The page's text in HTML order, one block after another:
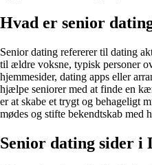
Hvad er senior
Senior dating refererer til dating
til ældre voksne, typisk personer
hjemmesider, dating apps eller
hjælpe seniorer med at finde en
er at skabe et trygt og behageligt
mødes og stifte bekendtskab med
Senior dating sider i